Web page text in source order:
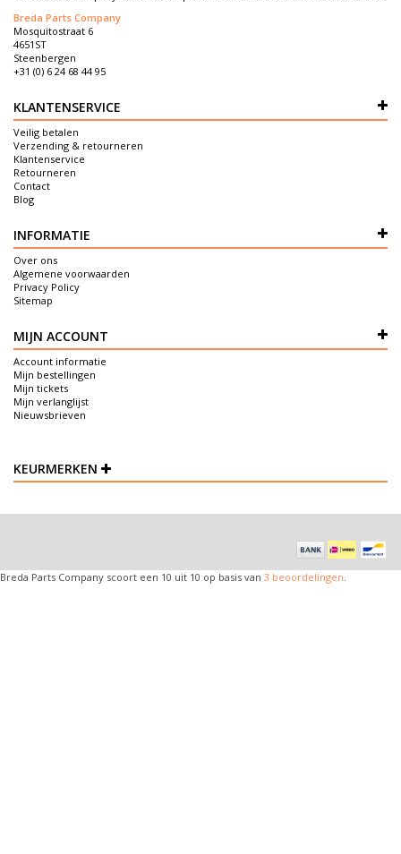
Breda Parts Company
Mosquitostraat 6
4651ST
Steenbergen
+31 (0) 6 24 68 44 95
KLANTENSERVICE
Veilig betalen
Verzending & retourneren
Klantenservice
Retourneren
Contact
Blog
INFORMATIE
Over ons
Algemene voorwaarden
Privacy Policy
Sitemap
MIJN ACCOUNT
Account informatie
Mijn bestellingen
Mijn tickets
Mijn verlanglijst
Nieuwsbrieven
KEURMERKEN
Breda Parts Company scoort een 10 uit 10 op basis van 3 beoordelingen.